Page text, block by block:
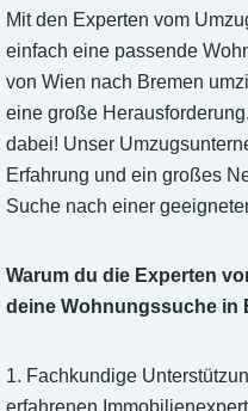
Mit den Experten vom
einfach eine passende
von Wien nach Bremen
eine große
dabei! Unser
Erfahrung und ein großes
Suche nach einer
Warum du die Experten
deine Wohnungssuche in
1. Fachkundige
erfahrenen